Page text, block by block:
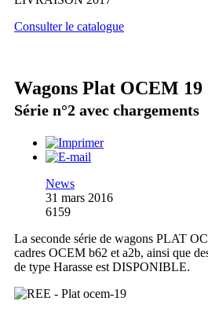
Consulter le catalogue
Wagons Plat OCEM 19
Série n°2 avec chargements
News
31 mars 2016
6159
La seconde série de wagons PLAT
cadres OCEM b62 et a2b, ainsi que
de type Harasse est DISPONIBLE.